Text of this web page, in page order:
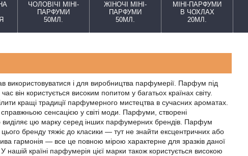
ЧОЛОВІЧІ МІНІ-
ПАРФУМИ
50МЛ.
ЖІНОЧІ МІНІ-
ПАРФУМИ
50МЛ.
МІНІ-ПАРФУМИ
В ЧОХЛАХ
20МЛ.
використовуватися і для виробництва парфумерії. Парфум під
він користується високим попитом у багатьох країнах світу.
кращі традиції парфумерного мистецтва в сучасних ароматах.
сенсацією у світі моди. Парфуми, створені
цю марку серед інших парфумерних брендів. Парфум
цього бренду тяжіє до класики — тут не знайти ексцентричних або
гармонія — все це повною мірою характерне для зразків даної
країні парфумерія цієї марки також користується високою